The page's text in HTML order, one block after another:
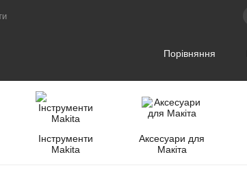
Порівняння
Інструменти
Makita
Аксесуари для
Макіта